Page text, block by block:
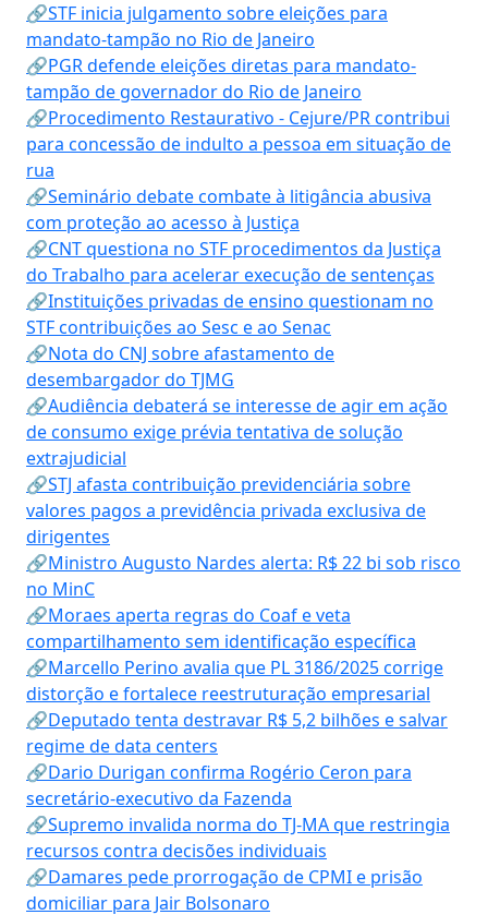
🔗STF inicia julgamento sobre eleições para
mandato-tampão no Rio de Janeiro
🔗PGR defende eleições diretas para mandato-
tampão de governador do Rio de Janeiro
🔗Procedimento Restaurativo - Cejure/PR contribui
para concessão de indulto a pessoa em situação de
rua
🔗Seminário debate combate à litigância abusiva
com proteção ao acesso à Justiça
🔗CNT questiona no STF procedimentos da Justiça
do Trabalho para acelerar execução de sentenças
🔗Instituições privadas de ensino questionam no
STF contribuições ao Sesc e ao Senac
🔗Nota do CNJ sobre afastamento de
desembargador do TJMG
🔗Audiência debaterá se interesse de agir em ação
de consumo exige prévia tentativa de solução
extrajudicial
🔗STJ afasta contribuição previdenciária sobre
valores pagos a previdência privada exclusiva de
dirigentes
🔗Ministro Augusto Nardes alerta: R$ 22 bi sob risco
no MinC
🔗Moraes aperta regras do Coaf e veta
compartilhamento sem identificação específica
🔗Marcello Perino avalia que PL 3186/2025 corrige
distorção e fortalece reestruturação empresarial
🔗Deputado tenta destravar R$ 5,2 bilhões e salvar
regime de data centers
🔗Dario Durigan confirma Rogério Ceron para
secretário-executivo da Fazenda
🔗Supremo invalida norma do TJ-MA que restringia
recursos contra decisões individuais
🔗Damares pede prorrogação de CPMI e prisão
domiciliar para Jair Bolsonaro